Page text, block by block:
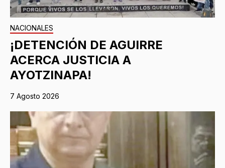
NACIONALES
¡DETENCIÓN DE AGUIRRE
ACERCA JUSTICIA A
AYOTZINAPA!
7 Agosto 2026